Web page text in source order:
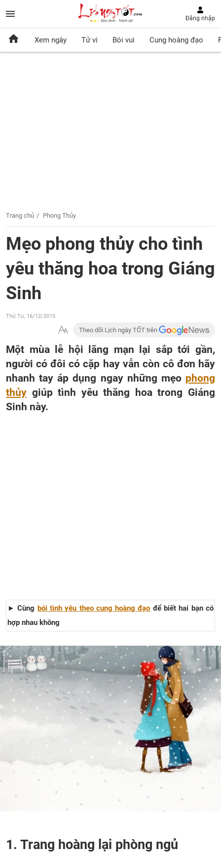
Đăng nhập
Xem ngày Tử vi Bói vui Cung hoàng đạo
Trang chủ Phong Thủy
Mẹo phong thủy cho tình
yêu thăng hoa trong Giáng
Sinh
Thứ Tư, 16/12/2015
Theo dõi Lịch ngày TỐT trên
Một mùa lễ hội lãng mạn lại sắp tới gần,
người có đôi có cặp hay vẫn còn cô đơn hãy
nhanh tay áp dụng ngay những mẹo phong
thủy giúp tình yêu thăng hoa trong Giáng
Sinh này.
► Cùng bói tình yêu theo cung hoàng đạo để biết hai bạn có
hợp nhau không
1. Trang hoàng lại phòng ngủ